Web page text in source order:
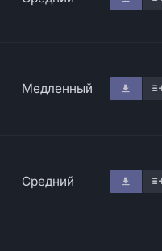
Медленный
Средний